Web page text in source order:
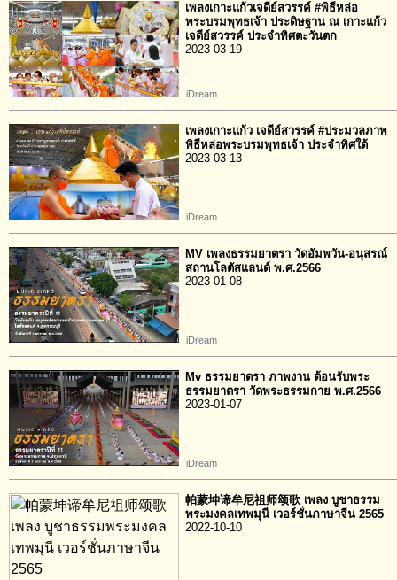
เพลงเกาะแก้วเจดีย์สวรรค์ #พิธีหล่อ
พระบรมพุทธเจ้า ประดิษฐาน ณ เกาะแก้ว
เจดีย์สวรรค์ ประจำทิศตะวันตก
2023-03-19
iDream
เพลงเกาะแก้ว เจดีย์สวรรค์ #ประมวลภาพ
พิธีหล่อพระบรมพุทธเจ้า ประจำทิศใต้
2023-03-13
iDream
MV เพลงธรรมยาตรา วัดอัมพวัน-อนุสรณ์
สถานโลตัสแลนด์ พ.ศ.2566
2023-01-08
iDream
Mv ธรรมยาตรา ภาพงาน ต้อนรับพระ
ธรรมยาตรา วัดพระธรรมกาย พ.ศ.2566
2023-01-07
iDream
帕蒙坤谛牟尼祖师颂歌 เพลง บูชาธรรม
พระมงคลเทพมุนี เวอร์ชั่นภาษาจีน 2565
2022-10-10